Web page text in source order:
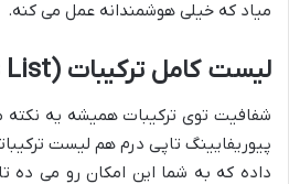
میاد که خیلی هوشمندانه عمل می کنه.
لیست کامل ترکیبات (Ingredients List)
شفافیت توی ترکیبات همیشه یه
پیوریفایینگ تاپی درم هم لیست
داده که به شما این امکان رو می ده